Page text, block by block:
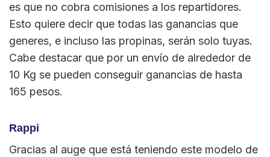
es que no cobra comisiones a los repartidores.
Esto quiere decir que todas las ganancias que
generes, e incluso las propinas, serán solo tuyas.
Cabe destacar que por un envío de alrededor de
10 Kg se pueden conseguir ganancias de hasta
165 pesos.
Rappi
Gracias al auge que está teniendo este modelo de